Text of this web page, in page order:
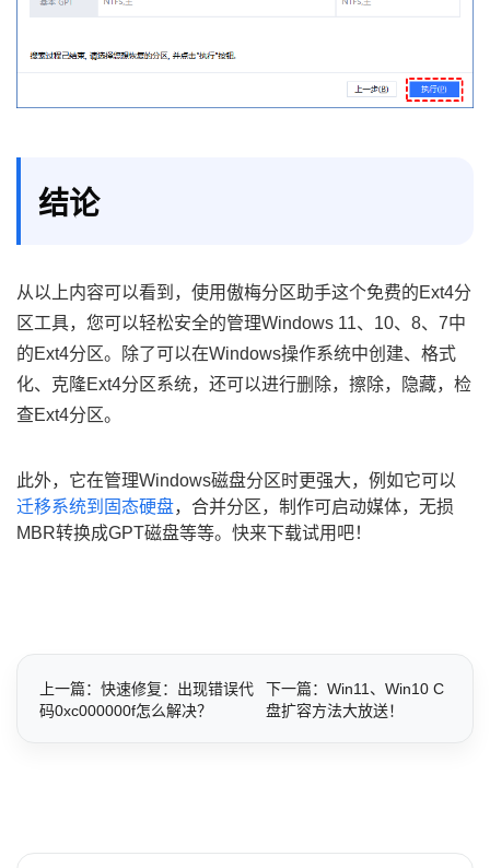
结论
从以上内容可以看到，使用傲梅分区助手这个免费的Ext4分
区工具，您可以轻松安全的管理Windows 11、10、8、7中
的Ext4分区。除了可以在Windows操作系统中创建、格式
化、克隆Ext4分区系统，还可以进行删除，擦除，隐藏，检
查Ext4分区。
此外，它在管理Windows磁盘分区时更强大，例如它可以
迁移系统到固态硬盘，合并分区，制作可启动媒体，无损
MBR转换成GPT磁盘等等。快来下载试用吧！
上一篇：快速修复：出现错误代
码0xc000000f怎么解决？
下一篇：Win11、Win10 C
盘扩容方法大放送！